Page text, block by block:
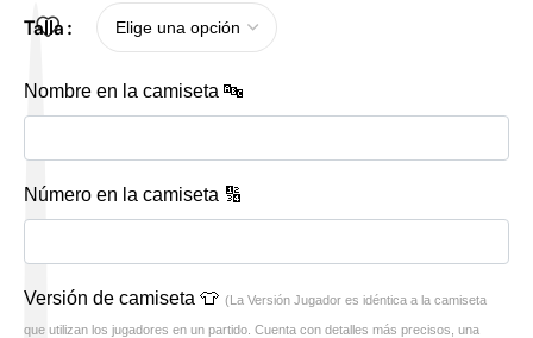
Talla
Nombre en la camiseta 🔤
Número en la camiseta 🔢
Versión de camiseta 👕 (La Versión Jugador es idéntica a la camiseta
que utilizan los jugadores en un partido. Cuenta con detalles más precisos, una